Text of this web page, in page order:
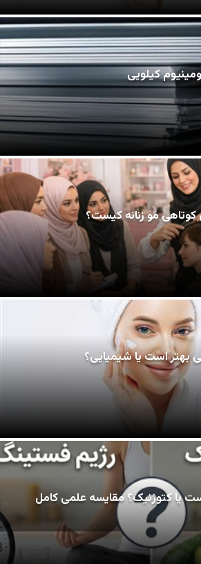
کیلویی
مو زنانه کیست؟
بهتر است یا شیمیایی؟
یا کتوژنیک؟ مقایسه علمی کامل